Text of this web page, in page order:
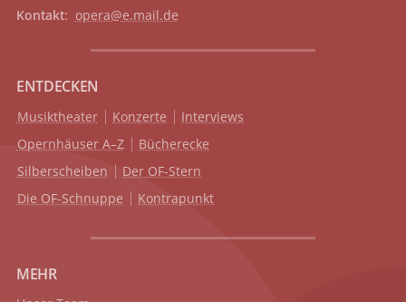
Kontakt: opera@e.mail.de
ENTDECKEN
Musiktheater Konzerte
Interviews
Opernhäuser A–Z
Bücherecke
Silberscheiben
Der OF-Stern
Die OF-Schnuppe
Kontrapunkt
MEHR